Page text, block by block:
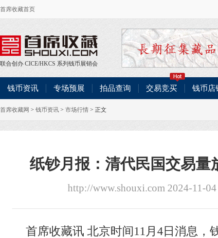
首席收藏首页
联合创办 CICE/HKCS 系列钱币展销会
钱币资讯 专场预展 拍品查询 交易竞买 钱币店
首席收藏网 > 钱币资讯 > 市场行情 > 正文
纸钞月报：清代民国交易量
http://www.shouxi.com 2024-11-
首席收藏讯 北京时间11月4日消息，